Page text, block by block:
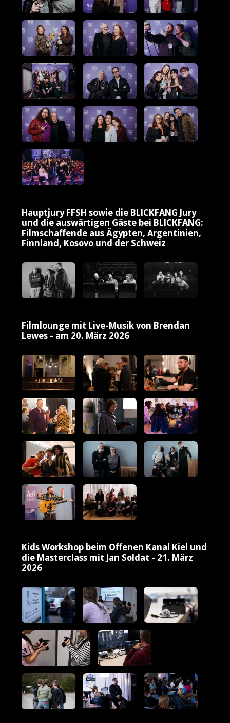
Hauptjury FFSH sowie die BLICKFANG Jury
und die auswärtigen Gäste bei BLICKFANG:
Filmschaffende aus Ägypten, Argentinien,
Finnland, Kosovo und der Schweiz
Filmlounge mit Live-Musik von Brendan
Lewes - am 20. März 2026
Kids Workshop beim Offenen Kanal Kiel und
die Masterclass mit Jan Soldat - 21. März
2026